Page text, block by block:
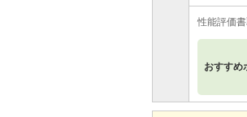
性能評価
おすすめ